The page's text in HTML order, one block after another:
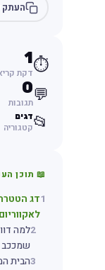
העתק
⏱️
1
דקת
💬
0
תגובות
📂דגים
קטגוריה
📖 תוכן
1דג
2למה
שמככב
3הבית